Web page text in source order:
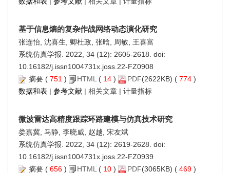
基于信息熵的复杂作战网络动态演化研究
张连怡, 沈喜生, 卿杜政, 张晗, 周敏, 王喜富
系统仿真学报. 2022, 34 (12): 2605-2618. doi:
10.16182/j.issn1004731x.joss.22-FZ0908
摘要 ( 751 ) HTML ( 14 ) PDF(2622KB) ( 774 )
数据和表 | 参考文献 | 相关文章 | 计量指标
微波雷达高精度跟踪环路建模与仿真技术研究
娄嘉冀, 马静, 李晓威, 赵越, 宋友斌
系统仿真学报. 2022, 34 (12): 2619-2628. doi:
10.16182/j.issn1004731x.joss.22-FZ0939
摘要 ( 656 ) HTML ( 10 ) PDF(3065KB) ( 469 )